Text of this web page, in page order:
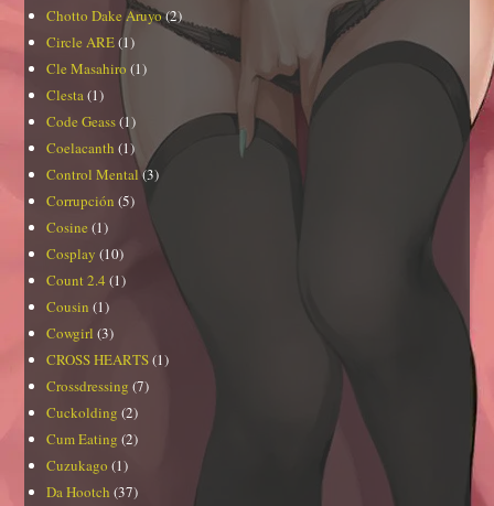
Chotto Dake Aruyo(2)
Circle ARE(1)
Cle Masahiro (1)
Clesta(1)
Code Geass(1)
Coelacanth (1)
Control Mental(3)
Corrupción (5)
Cosine (1)
Cosplay (10)
Count 2.4 (1)
Cousin (1)
Cowgirl (3)
CROSS HEARTS(1)
Crossdressing (7)
Cuckolding (2)
Cum Eating (2)
Cuzukago (1)
Da Hootch (37)